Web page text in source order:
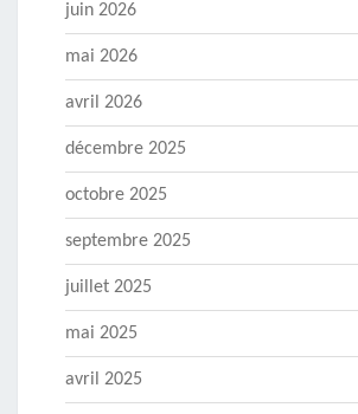
juin 2026
mai 2026
avril 2026
décembre 2025
octobre 2025
septembre 2025
juillet 2025
mai 2025
avril 2025